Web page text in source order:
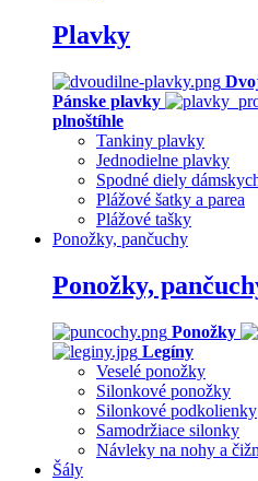
Plavky
Pánske plavky
plnoštíhle
Tankiny plavky
Jednodielne plavky
Spodné diely
Plážové šatky a parea
Plážové tašky
Ponožky, pančuchy
Ponožky,
Ponožky
Legíny
Veselé ponožky
Silonkové ponožky
Silonkové podkolienky
Samodržiace silonky
Návleky na nohy a
Šály